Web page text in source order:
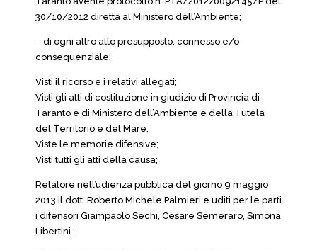
30/10/2012 diretta al Ministero dell’Ambiente;
– di ogni altro atto presupposto, connesso e/o
consequenziale;
Visti il ricorso e i relativi allegati;
Visti gli atti di costituzione in giudizio di Provincia di
Taranto e di Ministero dell’Ambiente e della Tutela
del Territorio e del Mare;
Viste le memorie difensive;
Visti tutti gli atti della causa;
Relatore nell’udienza pubblica del giorno 9 maggio
2013 il dott. Roberto Michele Palmieri e uditi per le parti
i difensori Giampaolo Sechi, Cesare Semeraro, Simona
Libertini.;